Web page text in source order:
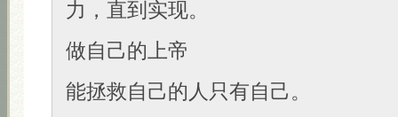
力，直到实现。
做自己的上帝
能拯救自己的人只有自己。